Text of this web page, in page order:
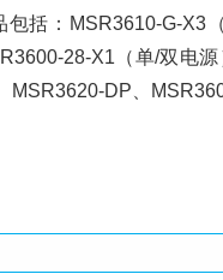
括：MSR3610-G-X3
28-X1（单/双电
DP、